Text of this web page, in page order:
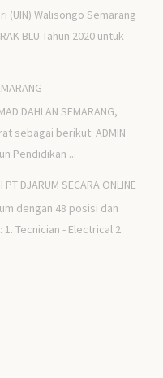
(UIN) Walisongo Semarang
BLU Tahun 2020 untuk
DAHLAN SEMARANG,
sebagai berikut: ADMIN
Pendidikan ...
PT DJARUM SECARA ONLINE
dengan 48 posisi dan
Tecnician - Electrical 2.